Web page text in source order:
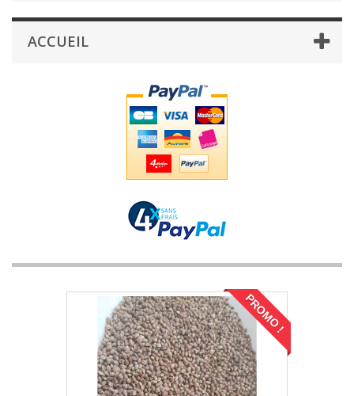
ACCUEIL
PROMO !